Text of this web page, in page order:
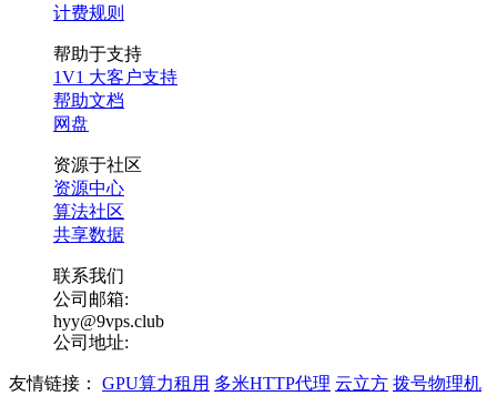
计费规则
帮助于支持
1V1 大客户支持
帮助文档
网盘
资源于社区
资源中心
算法社区
共享数据
联系我们
公司邮箱:
hyy@9vps.club
公司地址:
友情链接： GPU算力租用 多米HTTP代理 云立方 拨号物理机